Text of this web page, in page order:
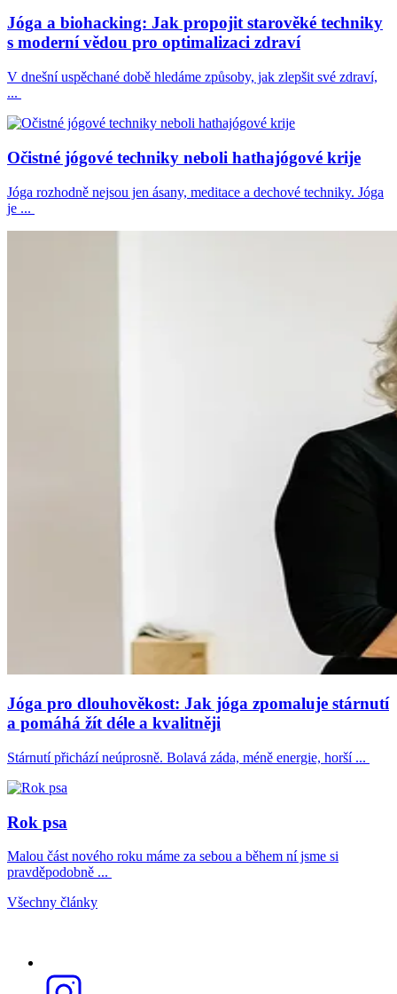
Jóga a biohacking: Jak propojit starověké techniky
s moderní vědou pro optimalizaci zdraví
V dnešní uspěchané době hledáme způsoby, jak zlepšit své zdraví,
...
Očistné jógové techniky neboli hathajógové krije
Jóga rozhodně nejsou jen ásany, meditace a dechové techniky. Jóga
je ...
Jóga pro dlouhověkost: Jak jóga zpomaluje stárnutí
a pomáhá žít déle a kvalitněji
Stárnutí přichází neúprosně. Bolavá záda, méně energie, horší ...
Rok psa
Malou část nového roku máme za sebou a během ní jsme si
pravděpodobně ...
Všechny články